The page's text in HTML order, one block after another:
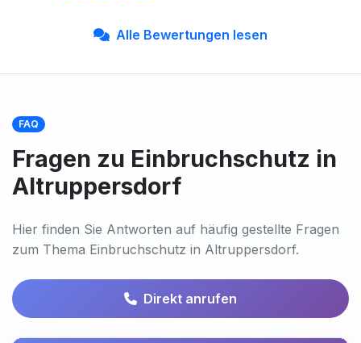
Alle Bewertungen lesen
FAQ
Fragen zu Einbruchschutz in
Altruppersdorf
Hier finden Sie Antworten auf häufig gestellte Fragen
zum Thema Einbruchschutz in Altruppersdorf.
Direkt anrufen